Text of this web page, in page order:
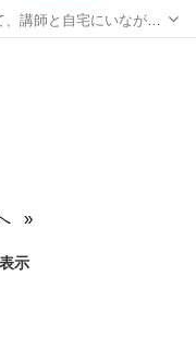
講師と自宅にいながら
ロマオイルを使用し
示